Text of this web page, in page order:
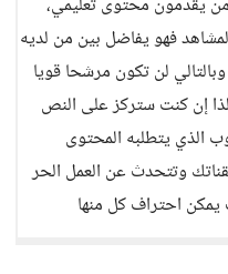
فهو يفاضل بين من لديه
وبالتالي لن تكون مرشحا قويا
لذا إن كنت ستركز على النص
الذي يتطلبه المحتوى
وتتحدث عن العمل الحر
احتراف كل منها